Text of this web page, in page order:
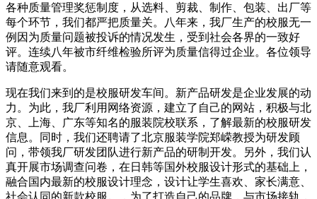
各种质量管理奖惩制度，从选料、剪裁、制作、包装、出厂等
每个环节，我们都严把质量关。八年来，我厂生产的校服无一
例因为质量问题被投诉的情况发生，受到社会各界的一致好
评。连续八年被市纤维检验所评为质量信得过企业。各位领导
请随意观看。
现在我们来到的是校服研发车间。新产品研发是企业发展的动
力。为此，我厂利用网络资源，建立了自己的网站，积极与北
京、上海、广东等知名的服装院校联系，了解最新的校服研发
信息。同时，我们还聘请了北京服装学院郑嵘教授为研发顾
问，带领我厂研发团队进行新产品的研制开发。另外，我们认
真开展市场调查问卷，在日韩等国外校服设计形式的基础上，
融合国内最新的校服设计理念，设计让学生喜欢、家长满意、
社会认同的新款校服。，为了打造自己的品牌，与市场接轨，